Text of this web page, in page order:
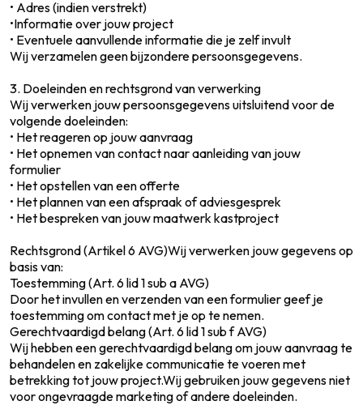
• Adres (indien verstrekt)
•Informatie over jouw project
• Eventuele aanvullende informatie die je zelf invult
Wij verzamelen geen bijzondere persoonsgegevens.
3. Doeleinden en rechtsgrond van verwerking
Wij verwerken jouw persoonsgegevens uitsluitend voor de
volgende doeleinden:
• Het reageren op jouw aanvraag
• Het opnemen van contact naar aanleiding van jouw
formulier
• Het opstellen van een offerte
• Het plannen van een afspraak of adviesgesprek
• Het bespreken van jouw maatwerk kastproject
Rechtsgrond (Artikel 6 AVG)Wij verwerken jouw gegevens op
basis van:
Toestemming (Art. 6 lid 1 sub a AVG)
Door het invullen en verzenden van een formulier geef je
toestemming om contact met je op te nemen.
Gerechtvaardigd belang (Art. 6 lid 1 sub f AVG)
Wij hebben een gerechtvaardigd belang om jouw aanvraag te
behandelen en zakelijke communicatie te voeren met
betrekking tot jouw project.Wij gebruiken jouw gegevens niet
voor ongevraagde marketing of andere doeleinden.